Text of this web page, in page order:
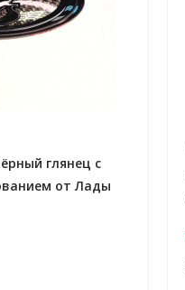
глянец с
от Лады